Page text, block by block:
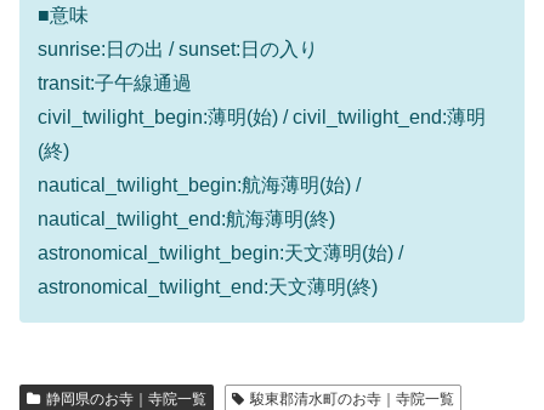
■意味
sunrise:日の出 / sunset:日の入り
transit:子午線通過
civil_twilight_begin:薄明(始) / civil_twilight_end:薄明
(終)
nautical_twilight_begin:航海薄明(始) /
nautical_twilight_end:航海薄明(終)
astronomical_twilight_begin:天文薄明(始) /
astronomical_twilight_end:天文薄明(終)
静岡県のお寺｜寺院一覧 駿東郡清水町のお寺｜寺院一覧